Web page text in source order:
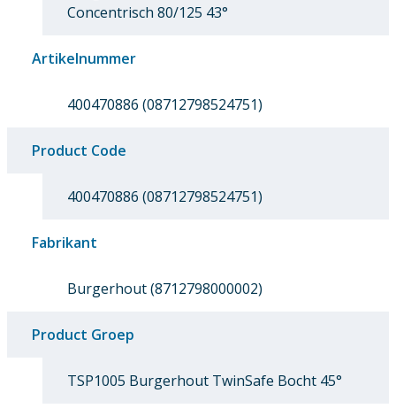
Concentrisch 80/125 43°
Artikelnummer
400470886 (08712798524751)
Product Code
400470886 (08712798524751)
Fabrikant
Burgerhout (8712798000002)
Product Groep
TSP1005 Burgerhout TwinSafe Bocht 45°